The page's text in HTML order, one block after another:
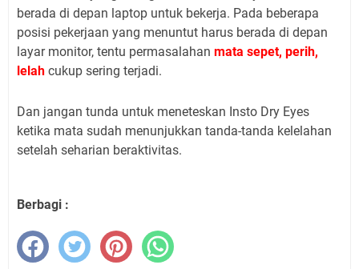
berada di depan laptop untuk bekerja. Pada beberapa
posisi pekerjaan yang menuntut harus berada di depan
layar monitor, tentu permasalahan mata sepet, perih,
lelah cukup sering terjadi.
Dan jangan tunda untuk meneteskan Insto Dry Eyes
ketika mata sudah menunjukkan tanda-tanda kelelahan
setelah seharian beraktivitas.
Berbagi :